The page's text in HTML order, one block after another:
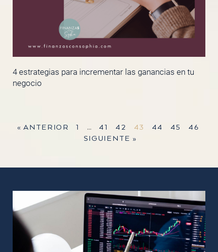
4 estrategias para incrementar las ganancias en tu
negocio
« ANTERIOR 1 … 41 42 43 44 45
46
SIGUIENTE »